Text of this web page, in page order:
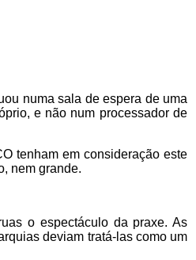
numa sala de espera de uma
e não num processador de
tenham em consideração este
nem grande.
o espectáculo da praxe. As
deviam tratá-las como um